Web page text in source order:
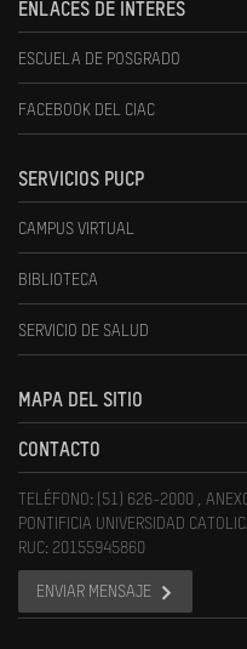
ENLACES DE INTERÉS
ESCUELA DE POSGRADO
FACEBOOK DEL CIAC
SERVICIOS PUCP
CAMPUS VIRTUAL
BIBLIOTECA
SERVICIO DE SALUD
MAPA DEL SITIO
CONTACTO
TELÉFONO: (51) 626-2000 ,
PONTIFICIA UNIVERSIDAD
RUC: 20155945860
ENVIAR MENSAJE